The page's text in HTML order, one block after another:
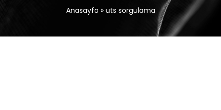
Anasayfa » uts sorgulama